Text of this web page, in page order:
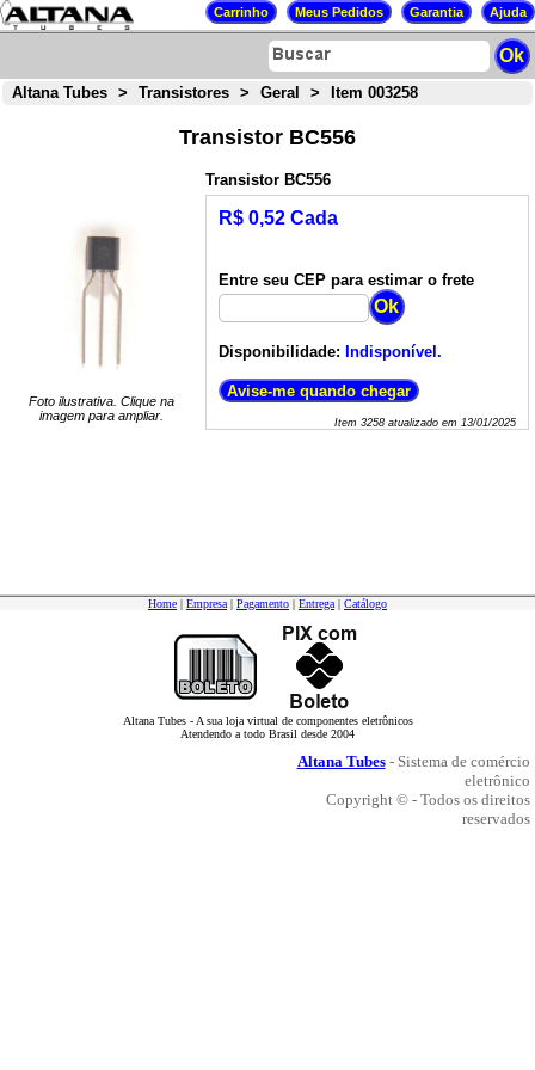
Altana Tubes > Transistores > Geral > Item 003258
Transistor BC556
Transistor BC556
Foto ilustrativa. Clique na
imagem para ampliar.
R$ 0,52 Cada
Entre seu CEP para estimar o frete
Disponibilidade: Indisponível.
Item 3258atualizado em 13/01/2025
Home | Empresa | Pagamento | Entrega | Catálogo
Altana Tubes - A sua loja virtual de componentes eletrônicos
Atendendo a todo Brasil desde 2004
Altana Tubes- Sistema de comércio
eletrônico
Copyright © - Todos os direitos
reservados